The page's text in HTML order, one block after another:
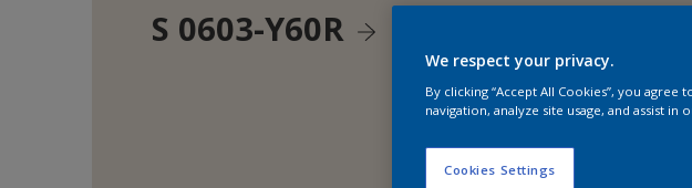
S 0603-Y60R
We respect your privacy.
By clicking “Accept All Cookies”, you
navigation, analyze site usage, and assist in
Cookies Settings